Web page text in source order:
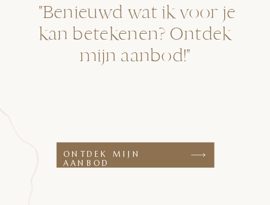
ONTDEK MIJN
AANBOD
"Benieuwd wat ik voor je
kan betekenen? Ontdek
mijn aanbod!"